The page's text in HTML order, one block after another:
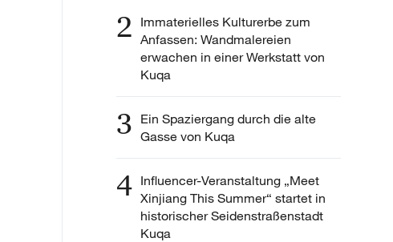
2 Immaterielles Kulturerbe zum
Anfassen: Wandmalereien
erwachen in einer Werkstatt von
Kuqa
3 Ein Spaziergang durch die alte
Gasse von Kuqa
4 Influencer-Veranstaltung „Meet
Xinjiang This Summer“ startet in
historischer Seidenstraßenstadt
Kuqa